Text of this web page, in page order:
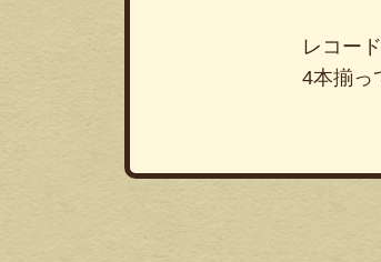
レコー
4本揃っ